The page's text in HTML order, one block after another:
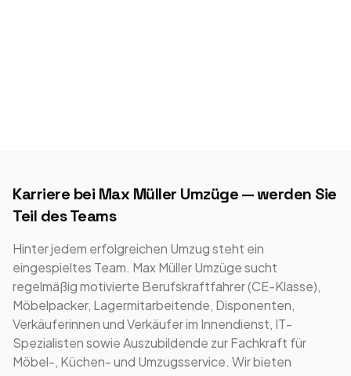
Karriere bei Max Müller Umzüge — werden Sie
Teil des Teams
Hinter jedem erfolgreichen Umzug steht ein
eingespieltes Team. Max Müller Umzüge sucht
regelmäßig motivierte Berufskraftfahrer (CE-Klasse),
Möbelpacker, Lagermitarbeitende, Disponenten,
Verkäuferinnen und Verkäufer im Innendienst, IT-
Spezialisten sowie Auszubildende zur Fachkraft für
Möbel-, Küchen- und Umzugsservice. Wir bieten